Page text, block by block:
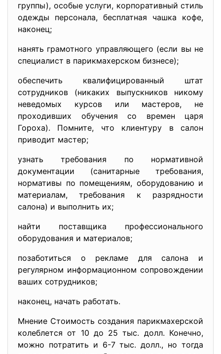
группы), особые услуги, корпоративный стиль
одежды персонала, бесплатная чашка кофе,
наконец;
нанять грамотного управляющего (если вы не
специалист в парикмахерском бизнесе);
обеспечить квалифицированный штат
сотрудников (никаких выпускников никому
неведомых курсов или мастеров, не
проходивших обучения со времен царя
Гороха). Помните, что клиентуру в салон
приводит мастер;
узнать требования по нормативной
документации (санитарные требования,
нормативы по помещениям, оборудованию и
материалам, требования к разрядности
салона) и выполнить их;
найти поставщика профессионального
оборудования и материалов;
позаботиться о рекламе для салона и
регулярном информационном сопровождении
ваших сотрудников;
наконец, начать работать.
Мнение Стоимость создания парикмахерской
колеблется от 10 до 25 тыс. долл. Конечно,
можно потратить и 6-7 тыс. долл., но тогда